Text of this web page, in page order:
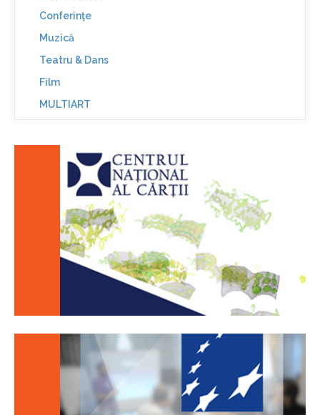
Conferinţe
Muzică
Teatru & Dans
Film
MULTIART